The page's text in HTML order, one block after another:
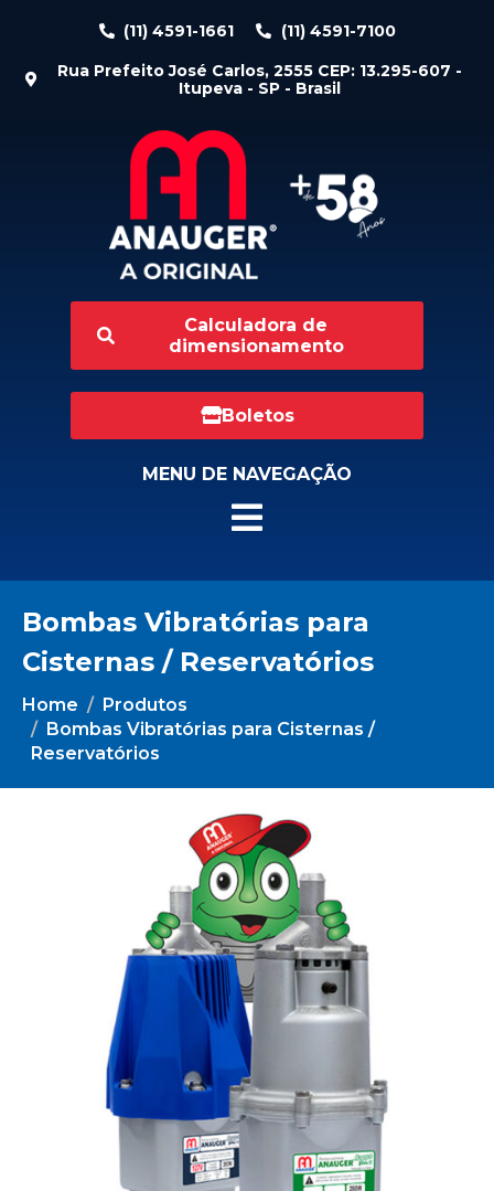
(11) 4591-1661
(11) 4591-7100
Rua Prefeito José Carlos, 2555 CEP: 13.295-607 -
Itupeva - SP - Brasil
Calculadora de
dimensionamento
Boletos
MENU DE NAVEGAÇÃO
Bombas Vibratórias para
Cisternas / Reservatórios
Home
Produtos
Bombas Vibratórias para Cisternas /
Reservatórios